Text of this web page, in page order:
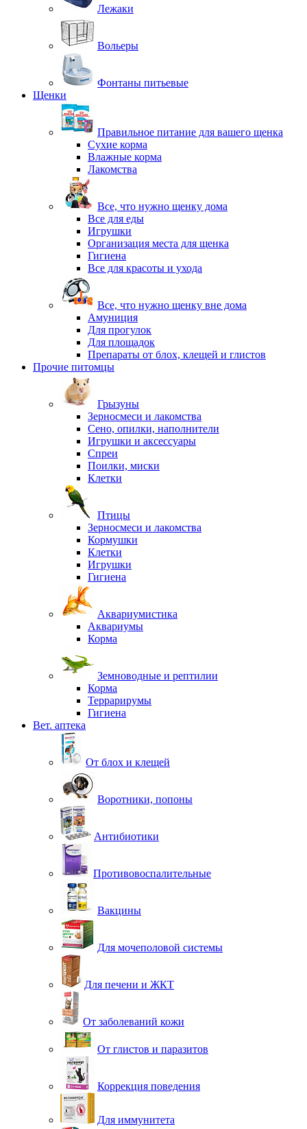
Лежаки
Вольеры
Фонтаны питьевые
Щенки
Правильное питание для вашего щенка
Сухие корма
Влажные корма
Лакомства
Все, что нужно щенку дома
Все для еды
Игрушки
Организация места для щенка
Гигиена
Все для красоты и ухода
Все, что нужно щенку вне дома
Амуниция
Для прогулок
Для площадок
Препараты от блох, клещей и глистов
Прочие питомцы
Грызуны
Зерносмеси и лакомства
Сено, опилки, наполнители
Игрушки и аксессуары
Спреи
Поилки, миски
Клетки
Птицы
Зерносмеси и лакомства
Кормушки
Клетки
Игрушки
Гигиена
Аквариумистика
Аквариумы
Корма
Земноводные и рептилии
Корма
Террарирумы
Гигиена
Вет. аптека
От блох и клещей
Воротники, попоны
Антибиотики
Противовоспалительные
Вакцины
Для мочеполовой системы
Для печени и ЖКТ
От заболеваний кожи
От глистов и паразитов
Коррекция поведения
Для иммунитета